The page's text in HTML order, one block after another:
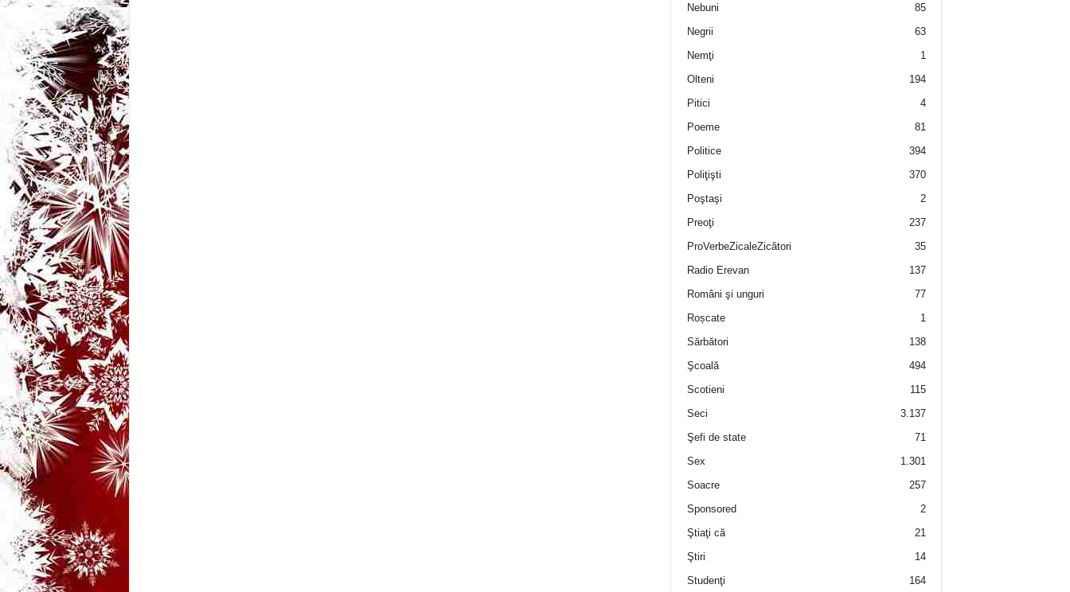
Nebuni
85
Negrii
63
Nemţi
1
Olteni
194
Pitici
4
Poeme
81
Politice
394
Poliţişti
370
Poştaşi
2
Preoţi
237
ProVerbeZicaleZicători
35
Radio Erevan
137
Români şi unguri
77
Roșcate
1
Sărbători
138
Şcoală
494
Scotieni
115
Seci
3.137
Şefi de state
71
Sex
1.301
Soacre
257
Sponsored
2
Ştiaţi că
21
Ştiri
14
Studenţi
164